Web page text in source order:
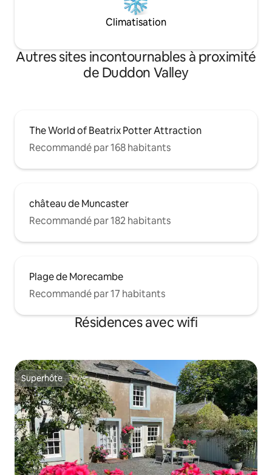
Climatisation
Autres sites incontournables à proximité
de Duddon Valley
The World of Beatrix Potter Attraction
Recommandé par 168 habitants
château de Muncaster
Recommandé par 182 habitants
Plage de Morecambe
Recommandé par 17 habitants
Résidences avec wifi
Superhôte
Superhôte